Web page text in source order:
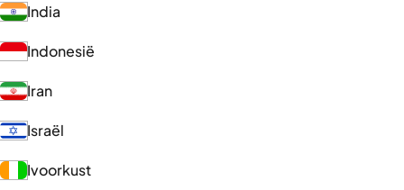
India
Indonesië
Iran
Israël
Ivoorkust